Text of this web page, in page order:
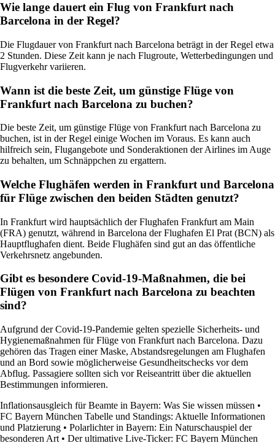
Wie lange dauert ein Flug von Frankfurt nach
Barcelona in der Regel?
Die Flugdauer von Frankfurt nach Barcelona beträgt in der Regel etwa
2 Stunden. Diese Zeit kann je nach Flugroute, Wetterbedingungen und
Flugverkehr variieren.
Wann ist die beste Zeit, um günstige Flüge von
Frankfurt nach Barcelona zu buchen?
Die beste Zeit, um günstige Flüge von Frankfurt nach Barcelona zu
buchen, ist in der Regel einige Wochen im Voraus. Es kann auch
hilfreich sein, Flugangebote und Sonderaktionen der Airlines im Auge
zu behalten, um Schnäppchen zu ergattern.
Welche Flughäfen werden in Frankfurt und Barcelona
für Flüge zwischen den beiden Städten genutzt?
In Frankfurt wird hauptsächlich der Flughafen Frankfurt am Main
(FRA) genutzt, während in Barcelona der Flughafen El Prat (BCN) als
Hauptflughafen dient. Beide Flughäfen sind gut an das öffentliche
Verkehrsnetz angebunden.
Gibt es besondere Covid-19-Maßnahmen, die bei
Flügen von Frankfurt nach Barcelona zu beachten
sind?
Aufgrund der Covid-19-Pandemie gelten spezielle Sicherheits- und
Hygienemaßnahmen für Flüge von Frankfurt nach Barcelona. Dazu
gehören das Tragen einer Maske, Abstandsregelungen am Flughafen
und an Bord sowie möglicherweise Gesundheitschecks vor dem
Abflug. Passagiere sollten sich vor Reiseantritt über die aktuellen
Bestimmungen informieren.
Inflationsausgleich für Beamte in Bayern: Was Sie wissen müssen •
FC Bayern München Tabelle und Standings: Aktuelle Informationen
und Platzierung • Polarlichter in Bayern: Ein Naturschauspiel der
besonderen Art • Der ultimative Live-Ticker: FC Bayern München